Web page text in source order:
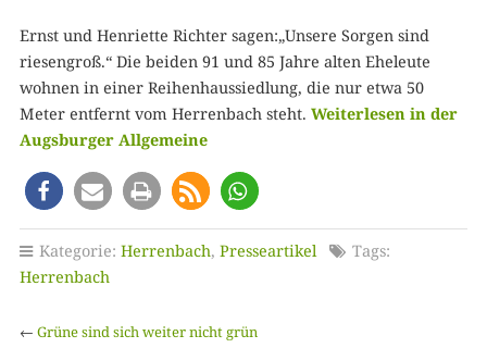
Ernst und Henriette Richter sagen:„Unsere Sorgen sind
riesengroß.“ Die beiden 91 und 85 Jahre alten Eheleute
wohnen in einer Reihenhaussiedlung, die nur etwa 50
Meter entfernt vom Herrenbach steht. Weiterlesen in der
Augsburger Allgemeine
Kategorie: Herrenbach, Presseartikel
Tags:
Herrenbach
← Grüne sind sich weiter nicht grün